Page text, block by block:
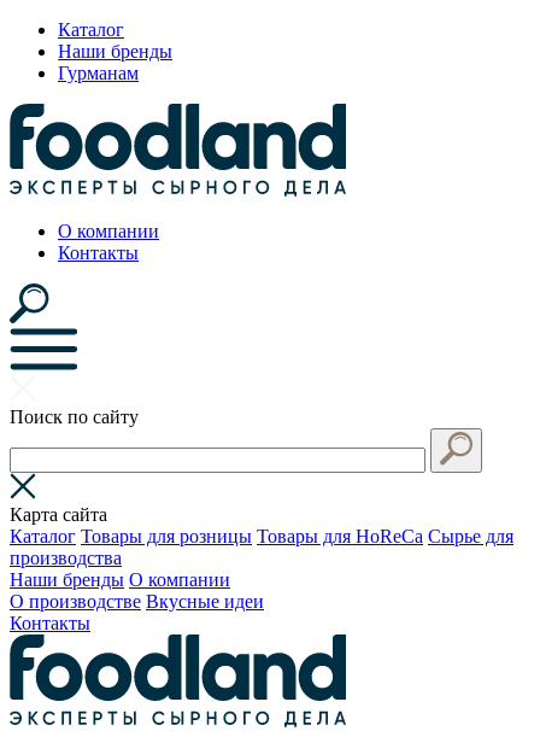
Каталог
Наши бренды
Гурманам
О компании
Контакты
Поиск по сайту
Карта сайта
Каталог Товары для розницы Товары для HoReCa Сырье для
производства
Наши бренды О компании
О производстве Вкусные идеи
Контакты